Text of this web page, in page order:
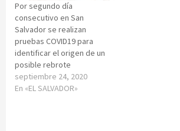
Por segundo día
consecutivo en San
Salvador se realizan
pruebas COVID19 para
identificar el origen de un
posible rebrote
septiembre 24, 2020
En «EL SALVADOR»